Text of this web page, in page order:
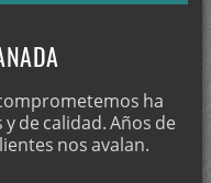
ha
de calidad. Años de
nos avalan.